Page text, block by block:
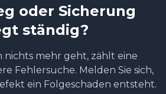
oder Sicherung
ständig?
nichts mehr geht, zählt eine
Fehlersuche. Melden Sie sich,
ein Folgeschaden entsteht.